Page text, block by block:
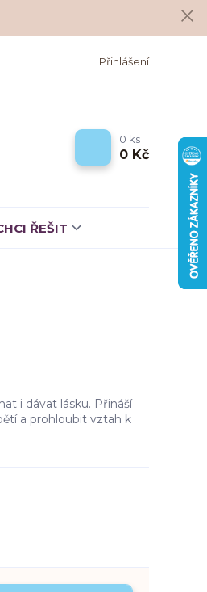
Přihlášení
0 ks
0 Kč
ŘEŠIT
i dávat lásku. Přináší
a prohloubit vztah k